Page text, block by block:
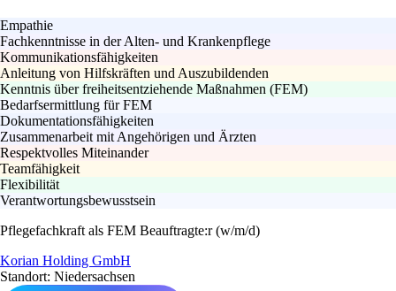
Empathie
Fachkenntnisse in der Alten- und Krankenpflege
Kommunikationsfähigkeiten
Anleitung von Hilfskräften und Auszubildenden
Kenntnis über freiheitsentziehende Maßnahmen (FEM)
Bedarfsermittlung für FEM
Dokumentationsfähigkeiten
Zusammenarbeit mit Angehörigen und Ärzten
Respektvolles Miteinander
Teamfähigkeit
Flexibilität
Verantwortungsbewusstsein
Pflegefachkraft als FEM Beauftragte:r (w/m/d)
Korian Holding GmbH
Standort: Niedersachsen